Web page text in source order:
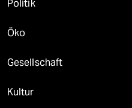
Politik
Öko
Gesellschaft
Kultur